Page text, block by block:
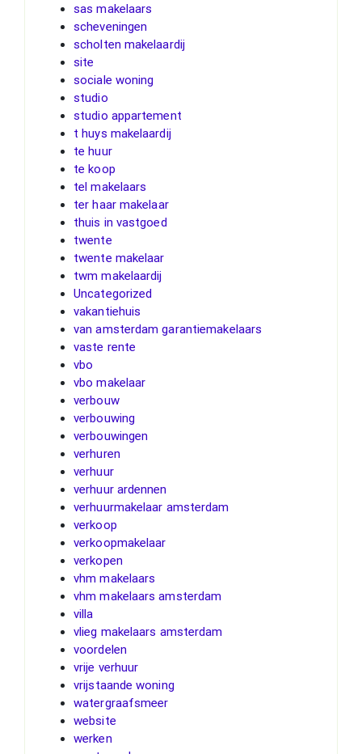
sas makelaars
scheveningen
scholten makelaardij
site
sociale woning
studio
studio appartement
t huys makelaardij
te huur
te koop
tel makelaars
ter haar makelaar
thuis in vastgoed
twente
twente makelaar
twm makelaardij
Uncategorized
vakantiehuis
van amsterdam garantiemakelaars
vaste rente
vbo
vbo makelaar
verbouw
verbouwing
verbouwingen
verhuren
verhuur
verhuur ardennen
verhuurmakelaar amsterdam
verkoop
verkoopmakelaar
verkopen
vhm makelaars
vhm makelaars amsterdam
villa
vlieg makelaars amsterdam
voordelen
vrije verhuur
vrijstaande woning
watergraafsmeer
website
werken